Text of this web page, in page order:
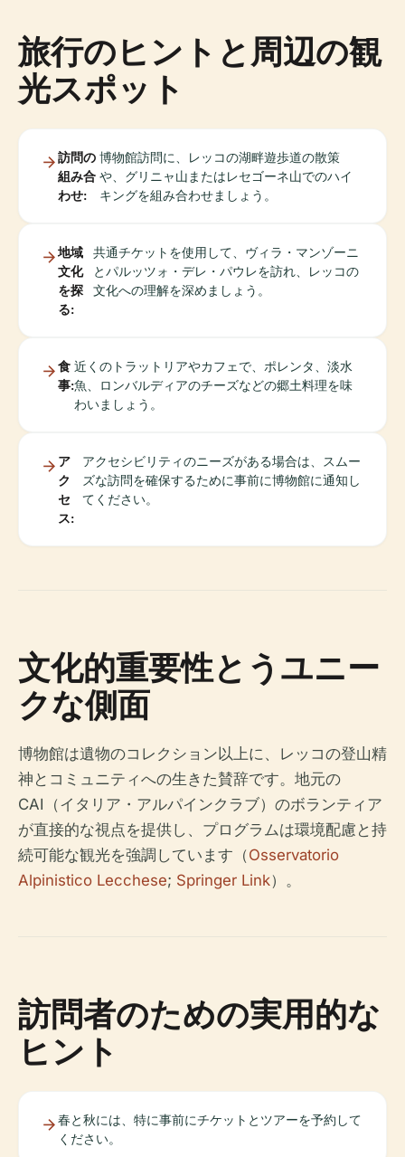
旅行のヒントと周辺の観
光スポット
訪問の
組み合
わせ:
博物館訪問に、レッコの湖畔遊歩道の散策
や、グリニャ山またはレセゴーネ山でのハイ
キングを組み合わせましょう。
地域
文化
を探
る:
共通チケットを使用して、ヴィラ・マンゾーニ
とパルッツォ・デレ・パウレを訪れ、レッコの
文化への理解を深めましょう。
食
事:
近くのトラットリアやカフェで、ポレンタ、淡水
魚、ロンバルディアのチーズなどの郷土料理を味
わいましょう。
ア
ク
セ
ス:
アクセシビリティのニーズがある場合は、スムー
ズな訪問を確保するために事前に博物館に通知し
てください。
文化的重要性とうユニー
クな側面
博物館は遺物のコレクション以上に、レッコの登山精
神とコミュニティへの生きた賛辞です。地元の
CAI（イタリア・アルパインクラブ）のボランティア
が直接的な視点を提供し、プログラムは環境配慮と持
続可能な観光を強調しています（Osservatorio
Alpinistico Lecchese; Springer Link）。
訪問者のための実用的な
ヒント
春と秋には、特に事前にチケットとツアーを予約して
ください。